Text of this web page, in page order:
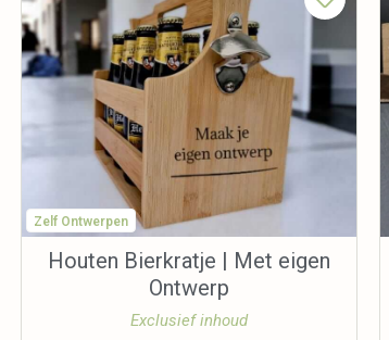
Zelf Ontwerpen
Houten Bierkratje | Met eigen
Ontwerp
Exclusief inhoud